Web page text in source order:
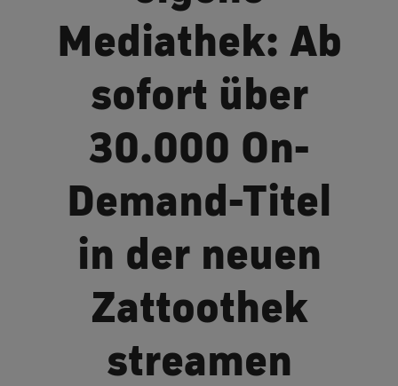
Mediathek: Ab
sofort über
30.000 On-
Demand-Titel
in der neuen
Zattoothek
streamen